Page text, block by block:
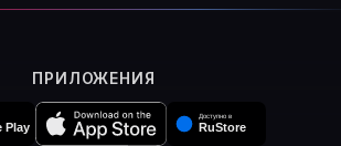
ПРИЛОЖЕНИЯ